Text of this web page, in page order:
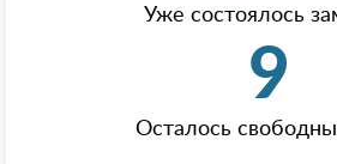
Уже состоялось
9
Осталось